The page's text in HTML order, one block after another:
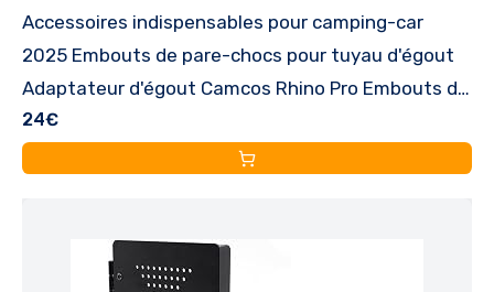
Accessoires indispensables pour camping-car
2025 Embouts de pare-chocs pour tuyau d'égout
Adaptateur d'égout Camcos Rhino Pro Embouts de
pare-chocs en métal pour camping-car
24€